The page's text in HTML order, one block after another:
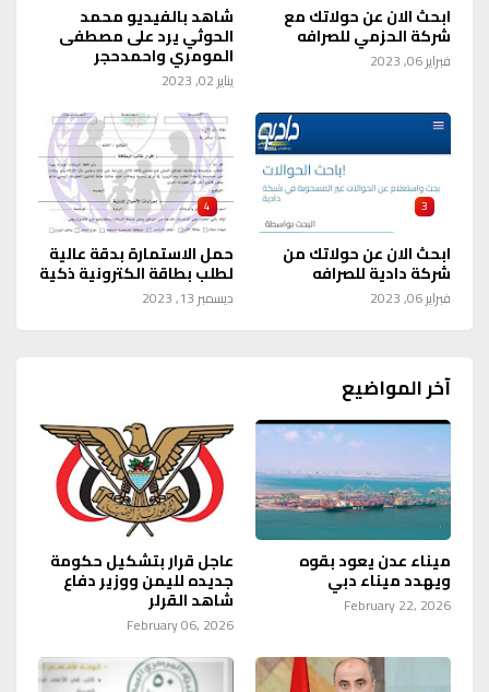
ابحث الان عن حولاتك مع
شركة الحزمي للصرافه
فبراير 06, 2023
شاهد بالفيديو محمد
الحوثي يرد على مصطفى
المومري واحمدحجر
يناير 02, 2023
3
ابحث الان عن حولاتك من
شركة دادية للصرافه
فبراير 06, 2023
4
حمل الاستمارة بدقة عالية
لطلب بطاقة الكترونية ذكية
ديسمبر 13, 2023
آخر المواضيع
ميناء عدن يعود بقوه
ويهدد ميناء دبي
February 22, 2026
عاجل قرار بتشكيل حكومة
جديده لليمن ووزير دفاع
شاهد القرلر
February 06, 2026